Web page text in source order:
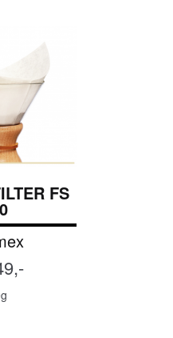
FS